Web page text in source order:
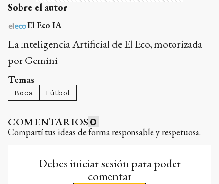
Sobre el autor
El Eco IA
La inteligencia Artificial de El Eco, motorizada
por Gemini
Temas
Boca Fútbol
COMENTARIOS 0
Compartí tus ideas de forma responsable y respetuosa.
Debes iniciar sesión para poder
comentar